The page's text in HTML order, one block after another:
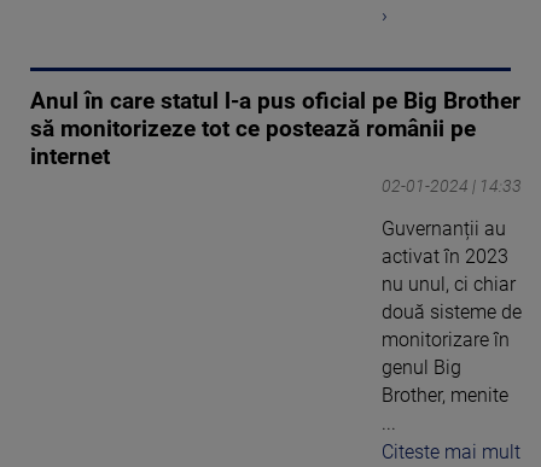
›
Anul în care statul l-a pus oficial pe Big Brother
să monitorizeze tot ce postează românii pe
internet
02-01-2024 | 14:33
Guvernanții au
activat în 2023
nu unul, ci chiar
două sisteme de
monitorizare în
genul Big
Brother, menite
Citeste mai mult